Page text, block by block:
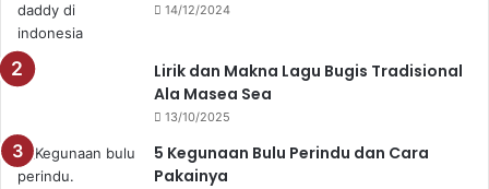
14/12/2024
Lirik dan Makna Lagu Bugis Tradisional
Ala Masea Sea
13/10/2025
5 Kegunaan Bulu Perindu dan Cara
Pakainya